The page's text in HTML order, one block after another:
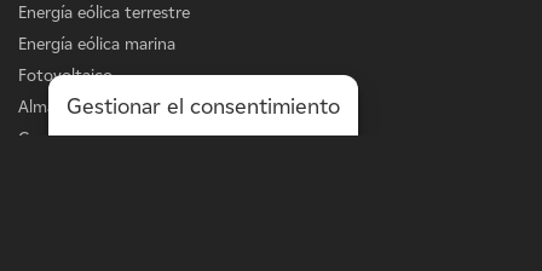
Energía eólica terrestre
Energía eólica marina
Fotovoltaico
Almacenamiento
Carga de vehículos eléctricos
Gestionar el consentimiento